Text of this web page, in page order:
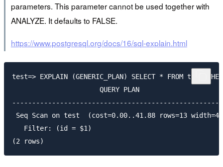
parameters. This parameter cannot be used together with
ANALYZE. It defaults to FALSE.
https://www.postgresql.org/docs/16/sql-explain.html
test=> EXPLAIN (GENERIC_PLAN) SELECT * FROM test
                      QUERY PLAN
Seq Scan on test  (cost=0.00..41.88 rows=13 width=4)
   Filter: (id = $1)